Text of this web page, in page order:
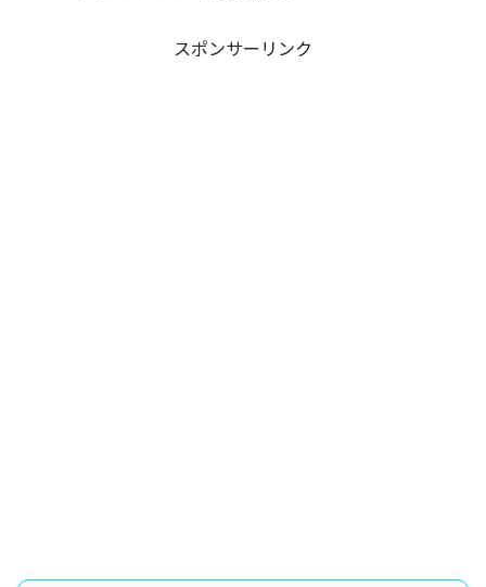
スポンサーリンク